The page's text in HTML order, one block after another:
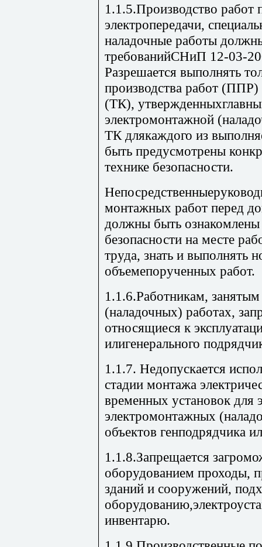
1.1.5.Производство
электропередачи,
наладочные работы
требованийСНиП 12-03-
Разрешается выполнять
производства работ (ППР)
(ТК),
электромонтажной
ТК длякаждого из
быть предусмотрены
технике безопасности.
монтажных работ перед
должны быть
безопасности на месте
труда, знать и выполнять
объемепорученных работ.
1.1.6.Работникам,
(наладочных) работах,
относящиеся к
илигенерального
1.1.7. Недопускается
стадии монтажа
временных установок для
электромонтажных
объектов генподрядчика
1.1.8.Запрещается
оборудованием проходы,
зданий и сооружений,
инвентарю.